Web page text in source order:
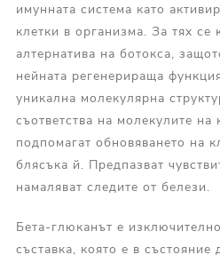
имунната система като
клетки в организма. За тях се
алтернатива на ботокса,
нейната регенерираща
уникална молекулярна
съответства на молекулите на
подпомагат обновяването на
блясъка й. Предпазват
намаляват следите от белези.
Бета-глюканът е
съставка, която е в състояние